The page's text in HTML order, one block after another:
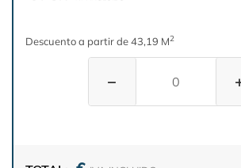
Descuento a partir de 43,19 M2
−